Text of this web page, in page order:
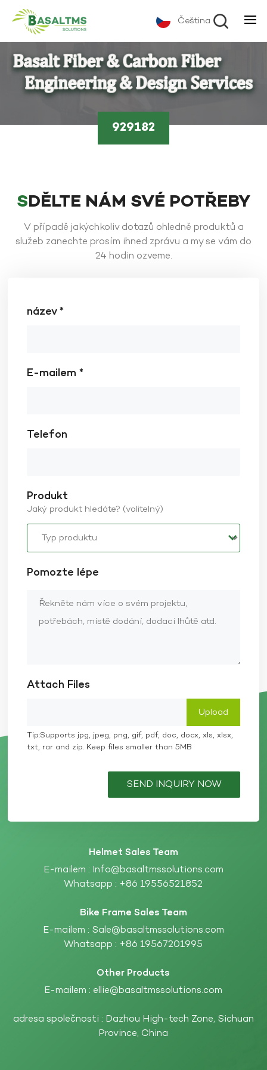
Čeština
929182
SDĚLTE NÁM SVÉ POTŘEBY
V případě jakýchkoliv dotazů ohledně produktů a
služeb zanechte prosím ihned zprávu a my se vám do
24 hodin ozveme.
název *
E-mailem *
Telefon
Produkt
Jaký produkt hledáte? (volitelný)
Pomozte lépe
Attach Files
Tip:Supports jpg, jpeg, png, gif, pdf, doc, docx, xls, xlsx,
txt, rar and zip. Keep files smaller than 5MB
SEND INQUIRY NOW
Helmet Sales Team
E-mailem : Info@basaltmssolutions.com
Whatsapp : +86 19556521852
Bike Frame Sales Team
E-mailem : Sale@basaltmssolutions.com
Whatsapp : +86 19567201995
Other Products
E-mailem : ellie@basaltmssolutions.com
adresa společnosti : Dazhou High-tech Zone, Sichuan
Province, China